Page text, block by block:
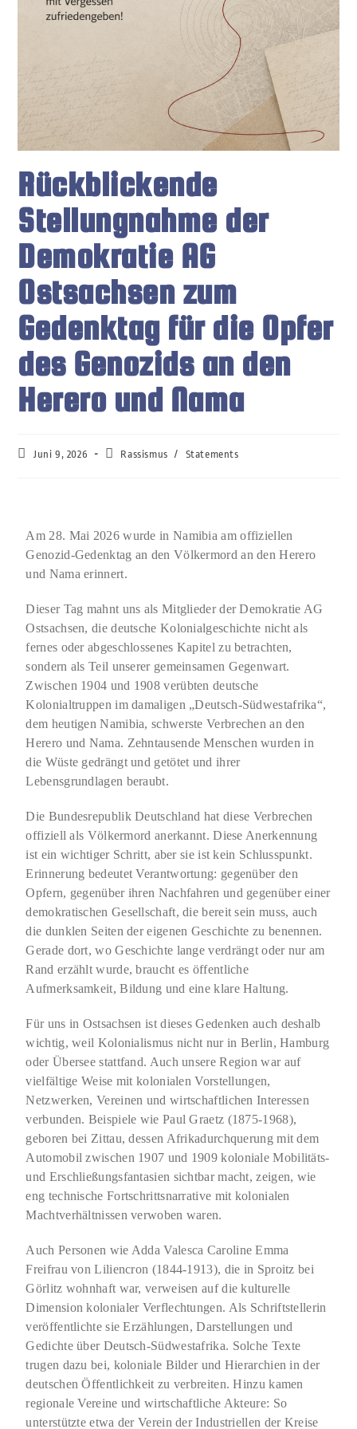
Rückblickende
Stellungnahme der
Demokratie AG
Ostsachsen zum
Gedenktag für die Opfer
des Genozids an den
Herero und Nama
Juni 9, 2026 Rassismus / Statements
Am 28. Mai 2026 wurde in Namibia am offiziellen
Genozid-Gedenktag an den Völkermord an den Herero
und Nama erinnert.
Dieser Tag mahnt uns als Mitglieder der Demokratie AG
Ostsachsen, die deutsche Kolonialgeschichte nicht als
fernes oder abgeschlossenes Kapitel zu betrachten,
sondern als Teil unserer gemeinsamen Gegenwart.
Zwischen 1904 und 1908 verübten deutsche
Kolonialtruppen im damaligen „Deutsch-Südwestafrika“,
dem heutigen Namibia, schwerste Verbrechen an den
Herero und Nama. Zehntausende Menschen wurden in
die Wüste gedrängt und getötet und ihrer
Lebensgrundlagen beraubt.
Die Bundesrepublik Deutschland hat diese Verbrechen
offiziell als Völkermord anerkannt. Diese Anerkennung
ist ein wichtiger Schritt, aber sie ist kein Schlusspunkt.
Erinnerung bedeutet Verantwortung: gegenüber den
Opfern, gegenüber ihren Nachfahren und gegenüber einer
demokratischen Gesellschaft, die bereit sein muss, auch
die dunklen Seiten der eigenen Geschichte zu benennen.
Gerade dort, wo Geschichte lange verdrängt oder nur am
Rand erzählt wurde, braucht es öffentliche
Aufmerksamkeit, Bildung und eine klare Haltung.
Für uns in Ostsachsen ist dieses Gedenken auch deshalb
wichtig, weil Kolonialismus nicht nur in Berlin, Hamburg
oder Übersee stattfand. Auch unsere Region war auf
vielfältige Weise mit kolonialen Vorstellungen,
Netzwerken, Vereinen und wirtschaftlichen Interessen
verbunden. Beispiele wie Paul Graetz (1875-1968),
geboren bei Zittau, dessen Afrikadurchquerung mit dem
Automobil zwischen 1907 und 1909 koloniale Mobilitäts-
und Erschließungsfantasien sichtbar macht, zeigen, wie
eng technische Fortschrittsnarrative mit kolonialen
Machtverhältnissen verwoben waren.
Auch Personen wie Adda Valesca Caroline Emma
Freifrau von Liliencron (1844-1913), die in Sproitz bei
Görlitz wohnhaft war, verweisen auf die kulturelle
Dimension kolonialer Verflechtungen. Als Schriftstellerin
veröffentlichte sie Erzählungen, Darstellungen und
Gedichte über Deutsch-Südwestafrika. Solche Texte
trugen dazu bei, koloniale Bilder und Hierarchien in der
deutschen Öffentlichkeit zu verbreiten. Hinzu kamen
regionale Vereine und wirtschaftliche Akteure: So
unterstützte etwa der Verein der Industriellen der Kreise